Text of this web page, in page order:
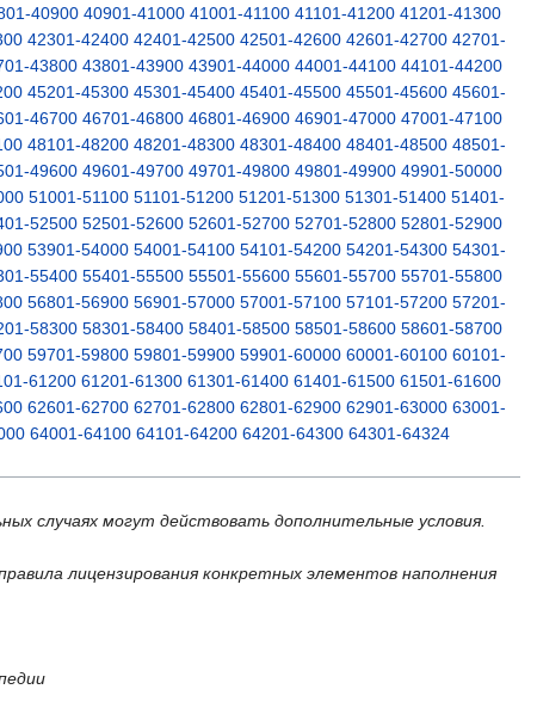
40900 40901-41000 41001-41100 41101-41200 41201-41300
42301-42400 42401-42500 42501-42600 42601-42700 42701-
43800 43801-43900 43901-44000 44001-44100 44101-44200
45201-45300 45301-45400 45401-45500 45501-45600 45601-
46700 46701-46800 46801-46900 46901-47000 47001-47100
48101-48200 48201-48300 48301-48400 48401-48500 48501-
49600 49601-49700 49701-49800 49801-49900 49901-50000
51001-51100 51101-51200 51201-51300 51301-51400 51401-
52500 52501-52600 52601-52700 52701-52800 52801-52900
53901-54000 54001-54100 54101-54200 54201-54300 54301-
55400 55401-55500 55501-55600 55601-55700 55701-55800
56801-56900 56901-57000 57001-57100 57101-57200 57201-
58300 58301-58400 58401-58500 58501-58600 58601-58700
59701-59800 59801-59900 59901-60000 60001-60100 60101-
61200 61201-61300 61301-61400 61401-61500 61501-61600
62601-62700 62701-62800 62801-62900 62901-63000 63001-
64001-64100 64101-64200 64201-64300 64301-64324
случаях могут действовать дополнительные условия.
лицензирования конкретных элементов наполнения